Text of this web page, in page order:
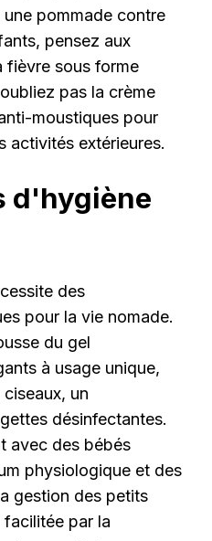
pommade contre
pensez aux
fièvre sous forme
pas la crème
moustiques pour
activités extérieures.
d'hygiène
des
pour la vie nomade.
du gel
à usage unique,
un
désinfectantes.
avec des bébés
physiologique et des
gestion des petits
par la